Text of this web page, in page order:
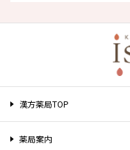
漢方薬局TOP
薬局案内